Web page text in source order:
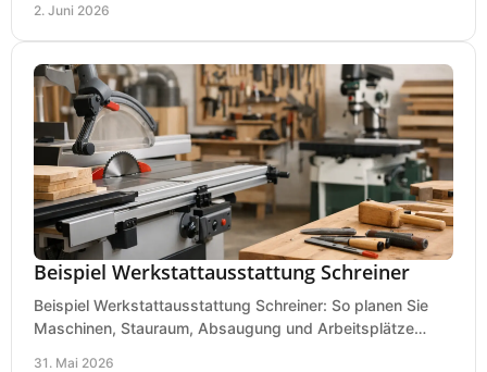
2. Juni 2026
Beispiel Werkstattausstattung Schreiner
Beispiel Werkstattausstattung Schreiner: So planen Sie
Maschinen, Stauraum, Absaugung und Arbeitsplätze
31. Mai 2026